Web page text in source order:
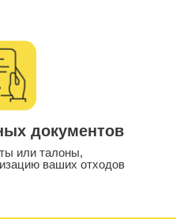
документов
или талоны,
ваших отходов